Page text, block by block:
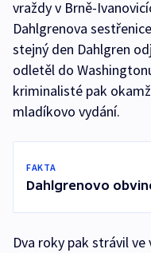
vraždy v Brně-
Dahlgrenova
stejný den Dahlgren
odletěl do
kriminalisté pak
mladíkovo vydání.
FAKTA
Dahlgrenovo
Dva roky pak strávil